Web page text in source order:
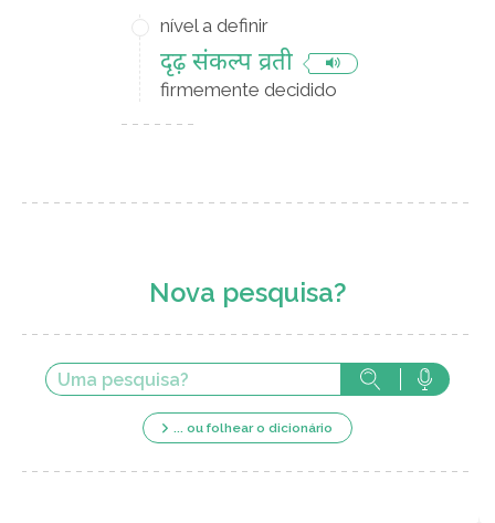
nível a definir
दृढ़ संकल्प व्रती
firmemente decidido
Nova pesquisa?
... ou folhear o dicionário